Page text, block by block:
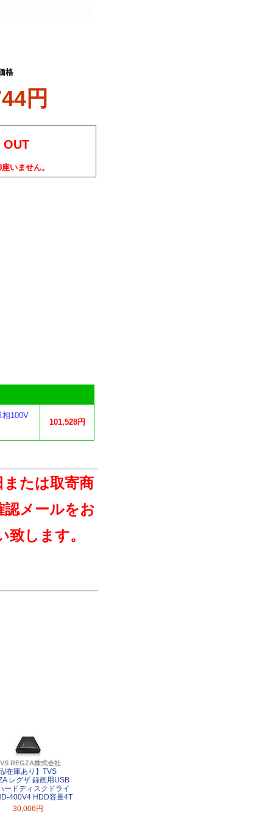
格
円
OUT
いません。
相100V
101,528円
たは取寄商
認メールをお
します。
REGZA株式会社
/在庫あり】TVS
レグザ 録画用USB
ードディスクドライ
400V4 HDD容量4T
30,006円